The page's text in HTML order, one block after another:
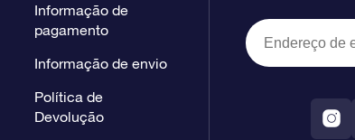
Informação de
pagamento
Informação de envio
Política de
Devolução